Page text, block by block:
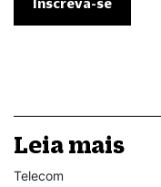
Leia mais
Telecom